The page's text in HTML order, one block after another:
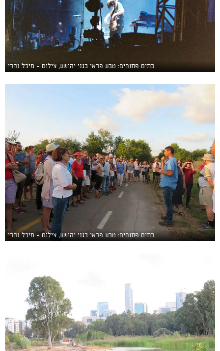
בתים פתוחים: טבע פראי בגני יהושע, צילום - מיכל נהרי
בתים פתוחים: טבע פראי בגני יהושע, צילום - מיכל נהרי